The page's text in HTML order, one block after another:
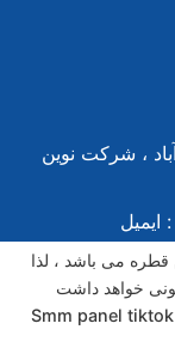
، شرکت نوین
ایمیل :
می باشد ، لذا
Smm panel tiktok